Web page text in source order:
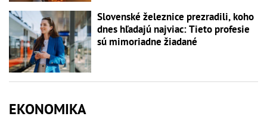
Slovenské železnice prezradili, koho
dnes hľadajú najviac: Tieto profesie
sú mimoriadne žiadané
EKONOMIKA